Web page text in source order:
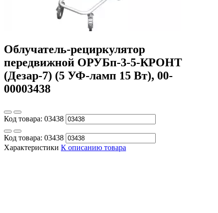
Облучатель-рециркулятор
передвижной ОРУБп-3-5-КРОНТ
(Дезар-7) (5 УФ-ламп 15 Вт), 00-
00003438
Код товара: 03438
Код товара: 03438
Характеристики К описанию товара